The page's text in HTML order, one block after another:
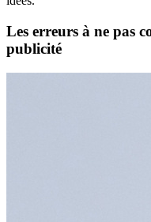
Les erreurs à ne pas
publicité